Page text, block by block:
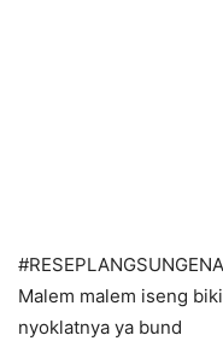
Malem malem iseng
nyoklatnya ya bund